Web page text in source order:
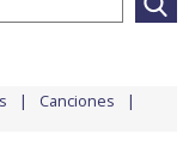
Canciones